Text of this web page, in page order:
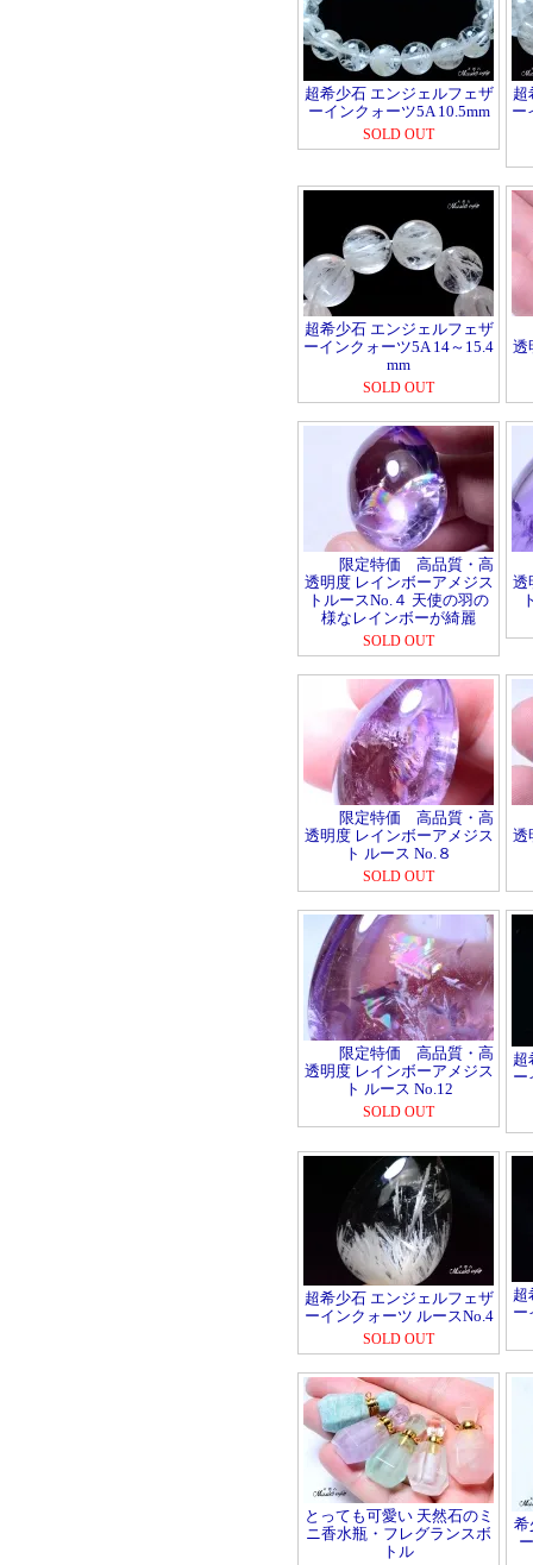
超希少石 エンジェルフェザ
ーインクォーツ5A 10.5mm
SOLD OUT
超
ー
超希少石 エンジェルフェザ
ーインクォーツ5A 14～15.4
mm
SOLD OUT
透
限定特価 高品質・高
透明度 レインボーアメジス
トルースNo.４ 天使の羽の
様なレインボーが綺麗
SOLD OUT
透
限定特価 高品質・高
透明度 レインボーアメジス
ト ルース No.８
SOLD OUT
透
限定特価 高品質・高
透明度 レインボーアメジス
ト ルース No.12
SOLD OUT
超
ー
超希少石 エンジェルフェザ
ーインクォーツ ルースNo.4
SOLD OUT
超
ー
とっても可愛い 天然石のミ
ニ香水瓶・フレグランスボ
トル
希